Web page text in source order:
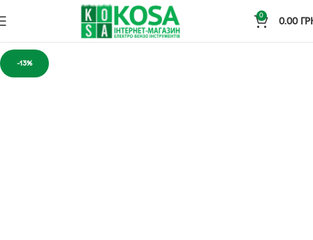
0
0.00
-13%